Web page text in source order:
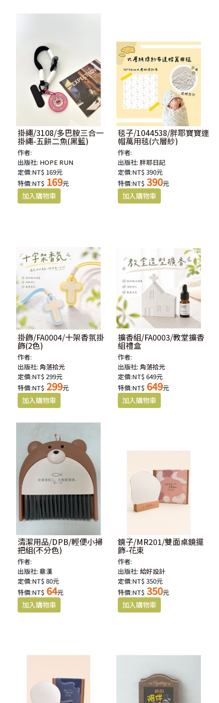
掛繩/3108/多巴胺三合一
掛繩-五餅二魚(黑藍)
作者:
出版社: HOPE RUN
定價:NT$ 169元
特價:NT$ 169元
毯子/1044538/胖耶寶寶連
帽萬用毯(六層紗)
作者:
出版社:胖耶日記
定價:NT$ 390元
特價:NT$ 390元
掛飾/FA0004/十架香氛掛
飾(2色)
作者:
出版社: 角落拾光
定價:NT$ 299元
特價:NT$ 299元
擴香組/FA0003/教堂擴香
組禮盒
作者:
出版社: 角落拾光
定價:NT$ 649元
特價:NT$ 649元
清潔用品/DPB/輕便小掃
把組(不分色)
作者:
出版社:鼎漢
定價:NT$ 80元
特價:NT$ 64元
鏡子/MR201/雙面桌鏡擺
飾-花束
作者:
出版社: 給好設計
定價:NT$ 350元
特價:NT$ 350元